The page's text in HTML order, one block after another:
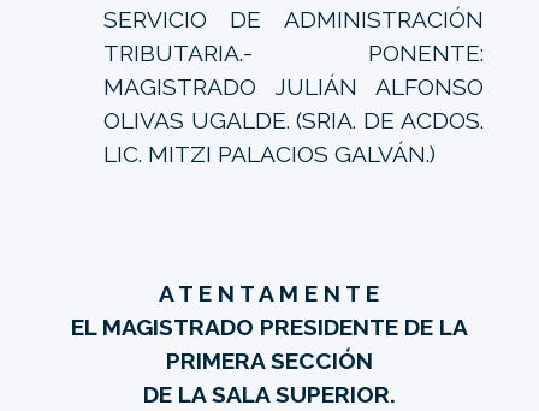
SERVICIO DE ADMINISTRACIÓN
TRIBUTARIA.- PONENTE:
MAGISTRADO JULIÁN ALFONSO
OLIVAS UGALDE. (SRIA. DE ACDOS.
LIC. MITZI PALACIOS GALVÁN.)
A T E N T A M E N T E
EL MAGISTRADO PRESIDENTE DE LA
PRIMERA SECCIÓN
DE LA SALA SUPERIOR.